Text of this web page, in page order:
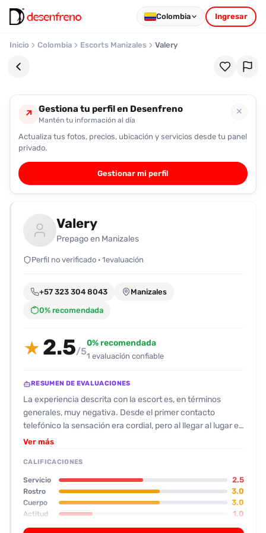
Colombia Ingresar
Inicio Colombia Escorts Manizales Valery
Favoritos
Pronto
podrás
registrarte
guardar
favoritas
para
fácilmente.
↗ Gestiona tu perfil en Desenfreno
Mantén tu información al día
✕
Actualiza tus fotos, precios, ubicación y servicios desde tu panel
privado.
Gestionar mi perfil
Valery
Prepago en Manizales
Perfil no verificado · 1evaluación
+57 323 304 8043 Manizales
0% recomendada
★ 2.5/5
0% recomendada
1 evaluación confiable
RESUMEN DE EVALUACIONES
La experiencia descrita con la escort es, en términos
generales, muy negativa. Desde el primer contacto
telefónico la sensación era cordial, pero al llegar al lugar el
ambiente resultó desagradable: olor fuerte a marihuana,
vicio”. La escort resultó ser más bajita de lo que mostraban
las fotos, con un físico que no cumplía con las
expectativas (cuerpo y rostro calificados con 3 estrellas).
Su actitud resultó ser la mayor de las problemáticas:
grosera, exigente y poco amable, e incluso forzó al cliente
a pagar el servicio. En cuanto a la actividad sexual, el
Ver más
CALIFICACIONES
Servicio 2.5
Rostro 3.0
Cuerpo 3.0
Actitud 1.0